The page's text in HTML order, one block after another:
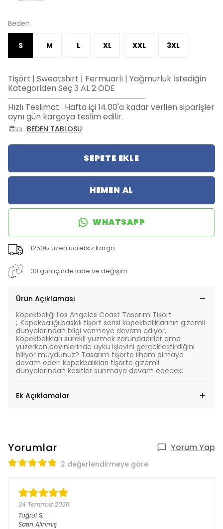
Beden
S M L XL XXL 3XL
Tişört | Sweatshirt | Fermuarlı | Yağmurluk İstediğin
Kategoriden Seç 3 AL 2 ÖDE
─────────────────────────
Hızlı Teslimat : Hafta içi 14.00'a kadar verilen siparişler
aynı gün kargoya teslim edilir.
BEDEN TABLOSU
SEPETE EKLE
HEMEN AL
WHATSAPP
1250₺ üzeri ücretsiz kargo
30 gün içinde iade ve değişim
Ürün Açıklaması
Köpekbalığı Los Angeles Coast Tasarım Tişört
; Köpekbalığı baskılı tişört serisi köpekbalıklarının gizemli
dünyalarından bilgi vermeye devam ediyor.
Köpekbalıkları sürekli yüzmek zorundadırlar ama
yüzerken beyinlerinde uyku işlevini gerçekleştirdiğini
biliyor muydunuz? Tasarım tişörte ilham olmaya
devam eden köpekbalıkları tişörte gizemli
dünyalarından kesitler sunmaya devam edecek.
Ek Açıklamalar
Yorumlar Yorum Yap
2 değerlendirmeye göre
24 Temmuz 2026
Tuğrul S.
Satın Alınmış